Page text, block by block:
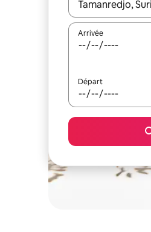
Lorsque les
Arrivée
Départ